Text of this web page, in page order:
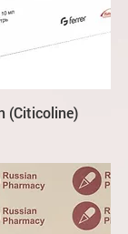
(Citicoline)